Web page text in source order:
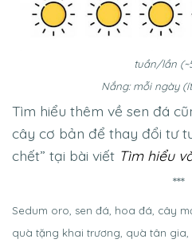
tuần/lần
Nắng: mỗi ngày
Tìm hiểu thêm về sen đá
cây cơ bản để thay đổi tư
chết” tại bài viết Tìm hiểu
***
Sedum oro, sen đá, hoa đá, cây
quà tặng khai trương, quà tân gia,